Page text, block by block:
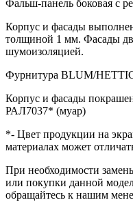
Фальш-панель боковая с
Корпус и фасады
толщиной 1 мм. Фасады
шумоизоляцией.
Фурнитура BLUM/
Корпус и фасады
РАЛ7037* (муар)
*- Цвет продукции на
материалах может
При необходимости
или покупки данной
обращайтесь к нашим